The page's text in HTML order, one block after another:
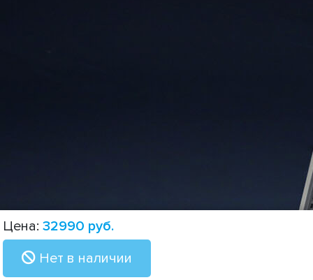
Цена: 32990 руб.
Нет в наличии